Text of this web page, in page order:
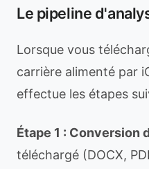
Le pipeline
Lorsque vous
carrière alimenté par
effectue les étapes
Étape 1 : Conversion
téléchargé (DOCX,